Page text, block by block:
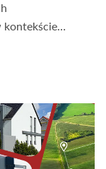
kontekście
o
artykułu.